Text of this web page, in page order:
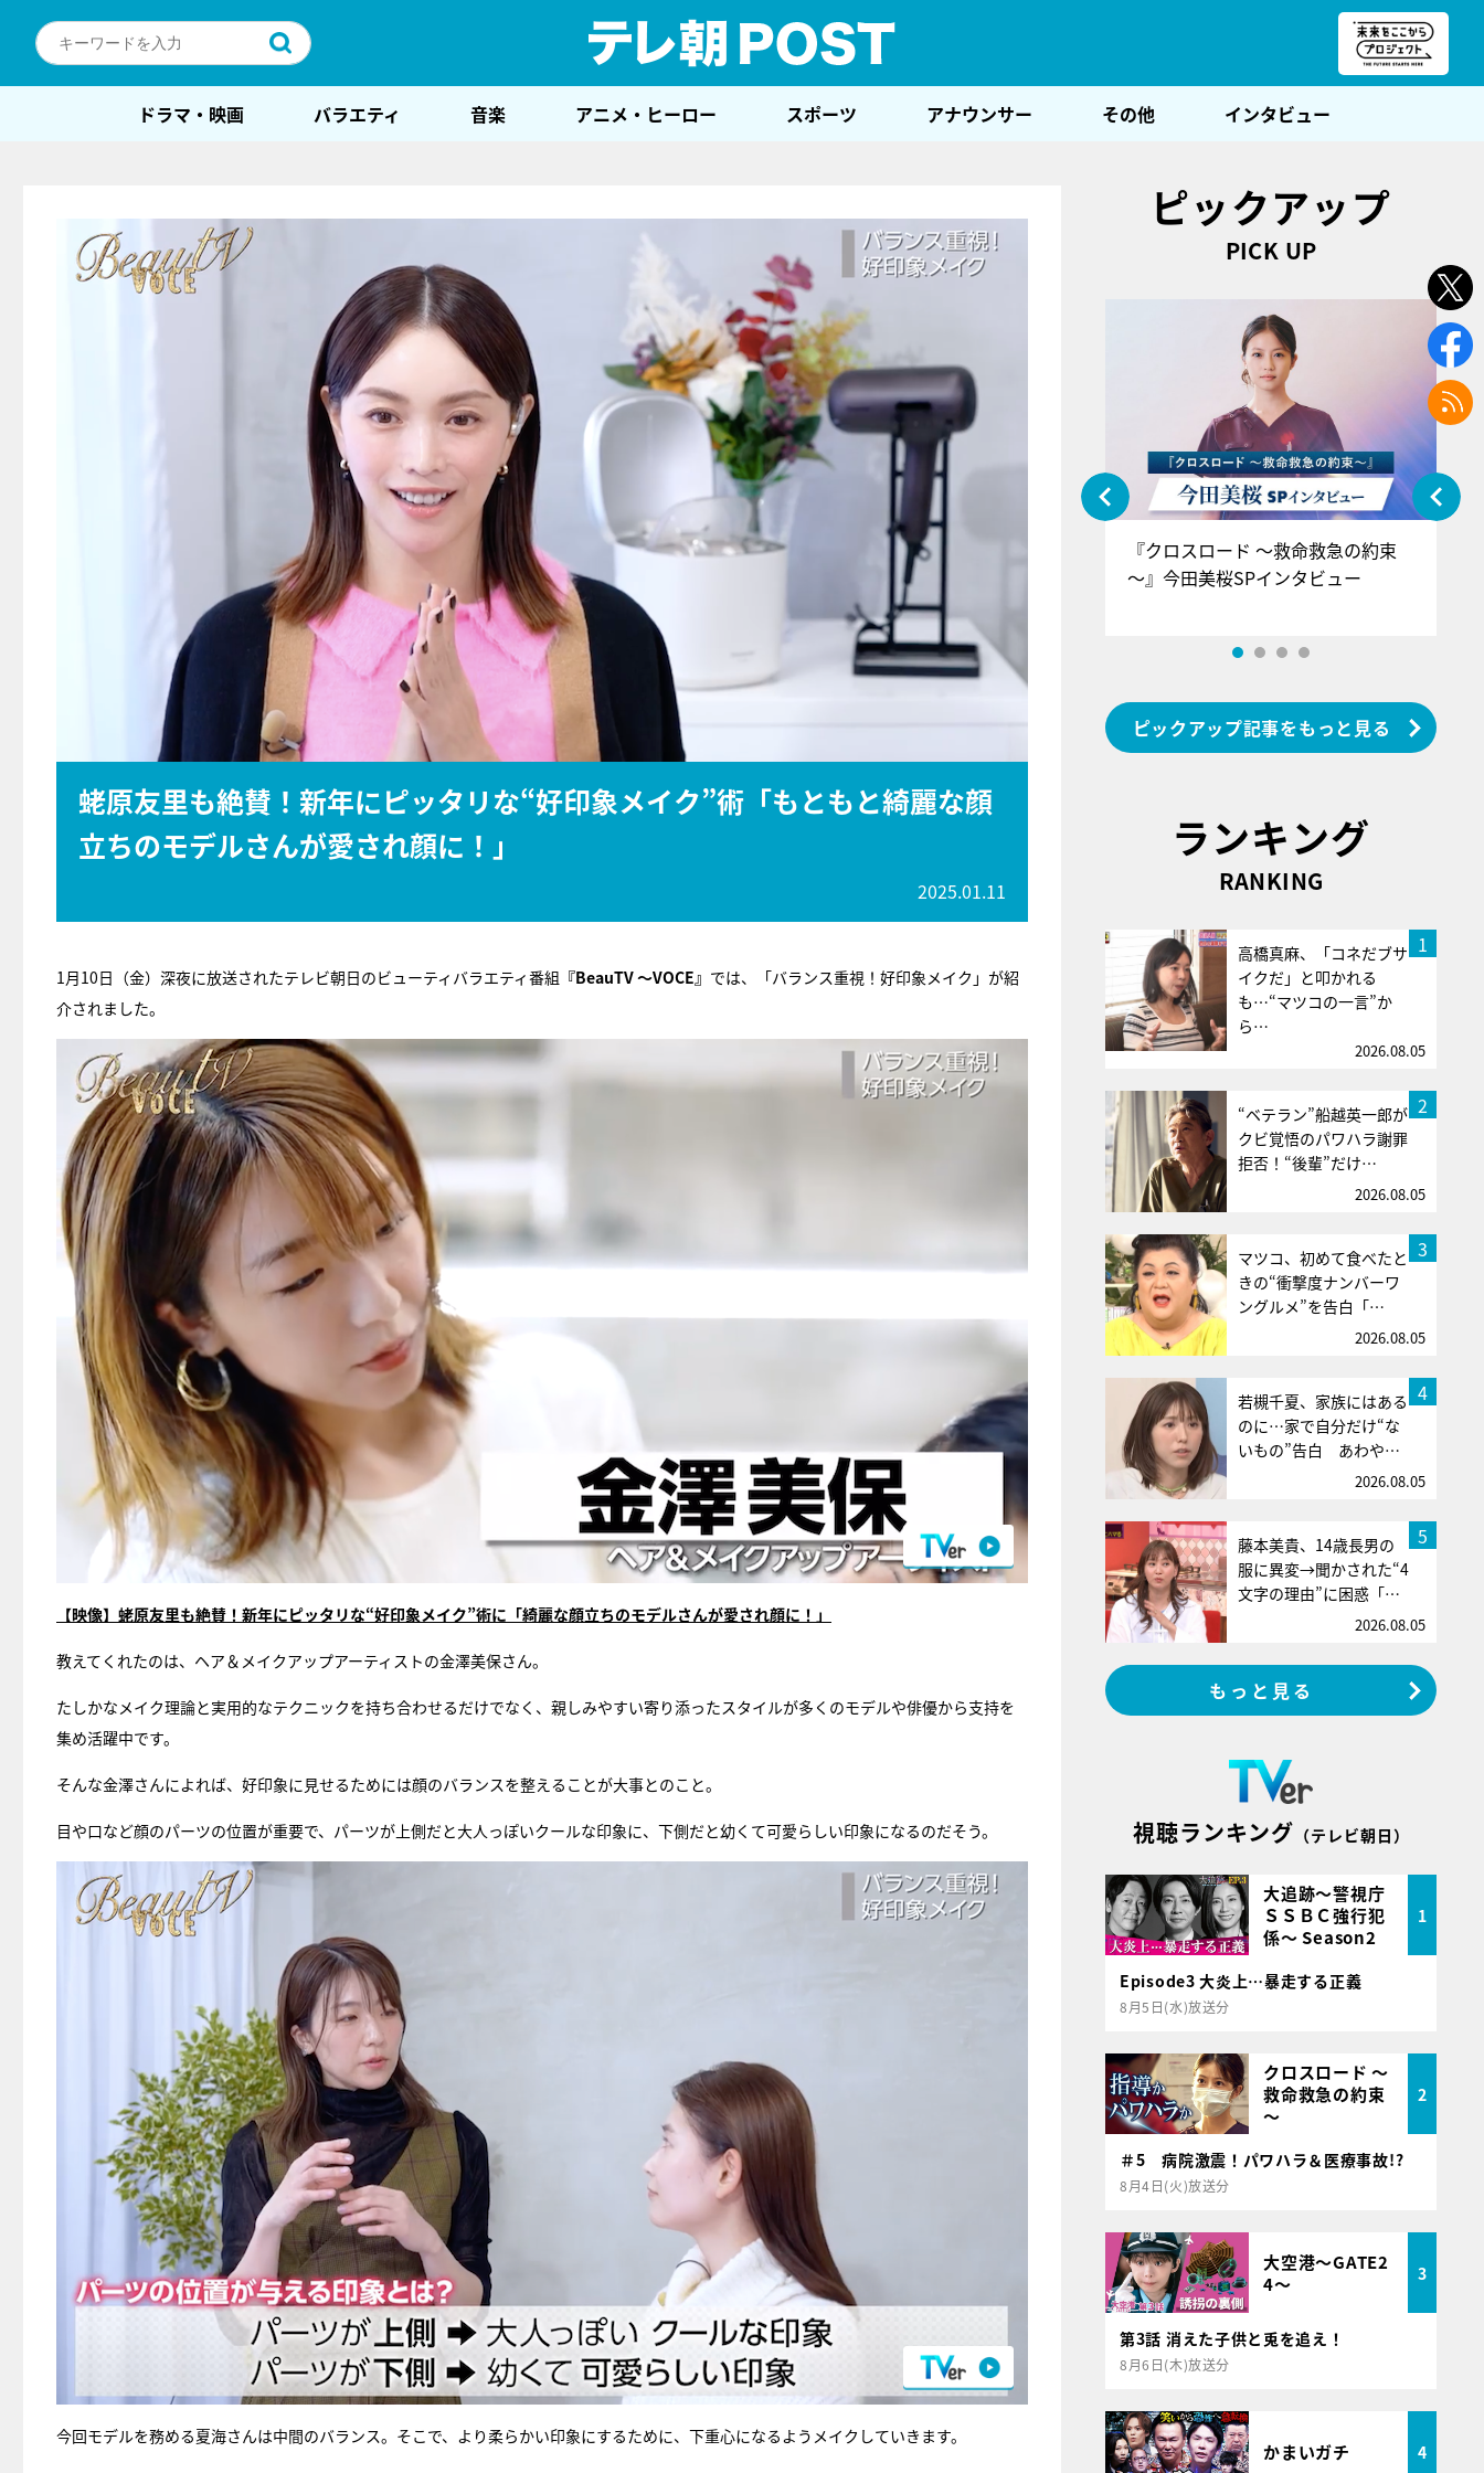
ドラマ・映画 バラエティ 音楽 アニメ・ヒーロー スポーツ アナウンサー その他 インタビュー
蛯原友里も絶賛！新年にピッタリな“好印象メイク”術「もともと綺麗な顔
立ちのモデルさんが愛され顔に！」
2025.01.11
1月10日（金）深夜に放送されたテレビ朝日のビューティバラエティ番組 『BeauTV ～VOCE』 では、「バランス重視！好印象メイク」が紹
介されました。
【映像】蛯原友里も絶賛！新年にピッタリな“好印象メイク”術に「綺麗な顔立ちのモデルさんが愛され顔に！」
教えてくれたのは、ヘア＆メイクアップアーティストの金澤美保さん。
たしかなメイク理論と実用的なテクニックを持ち合わせるだけでなく、親しみやすい寄り添ったスタイルが多くのモデルや俳優から支持を
集め活躍中です。
そんな金澤さんによれば、好印象に見せるためには顔のバランスを整えることが大事とのこと。
目や口など顔のパーツの位置が重要で、パーツが上側だと大人っぽいクールな印象に、下側だと幼くて可愛らしい印象になるのだそう。
今回モデルを務める夏海さんは中間のバランス。そこで、より柔らかい印象にするために、下重心になるようメイクしていきます。
ピックアップ
PICK UP
『アイ＝ラブ！げーみんぐ』＝LOV
E齋藤樹愛羅＆佐々木舞香SPインタ
『クロスロード ～救命救急の約束
～』今田美桜SPインタビュー
ピックアップ記事をもっと見る
ランキング
RANKING
1
高橋真麻、「コネだブサ
イクだ」と叩かれる
も…“マツコの一言”か
ら…
2026.08.05
2
“ベテラン”船越英一郎が
クビ覚悟のパワハラ謝罪
拒否！“後輩”だけ…
2026.08.05
3
マツコ、初めて食べたと
きの“衝撃度ナンバーワ
ングルメ”を告白「…
2026.08.05
4
若槻千夏、家族にはある
のに…家で自分だけ“な
いもの”告白 あわや…
2026.08.05
5
藤本美貴、14歳長男の
服に異変→聞かされた“4
文字の理由”に困惑「…
2026.08.05
もっと見る
視聴ランキング （テレビ朝日）
大追跡～警視庁
ＳＳＢＣ強行犯
係～ Season2
1
Episode3 大炎上…暴走する正義
8月5日(水)放送分
クロスロード ～
救命救急の約束
～
2
＃5 病院激震！パワハラ＆医療事故!?
8月4日(火)放送分
大空港～GATE2
4～
3
第3話 消えた子供と兎を追え！
8月6日(木)放送分
かまいガチ 4